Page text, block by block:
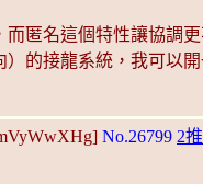
匿名這個特性讓協調更
的接龍系統，我可以
No.26799 2推